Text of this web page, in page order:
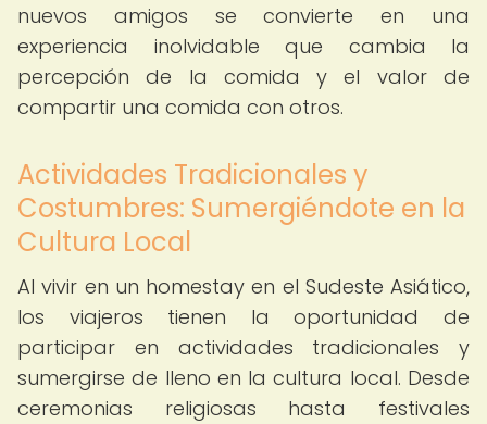
nuevos amigos se convierte en una
experiencia inolvidable que cambia la
percepción de la comida y el valor de
compartir una comida con otros.
Actividades Tradicionales y
Costumbres: Sumergiéndote en la
Cultura Local
Al vivir en un homestay en el Sudeste Asiático,
los viajeros tienen la oportunidad de
participar en actividades tradicionales y
sumergirse de lleno en la cultura local. Desde
ceremonias religiosas hasta festivales